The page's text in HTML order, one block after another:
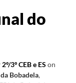
do
3º CEB e ES on
da Bobadela,